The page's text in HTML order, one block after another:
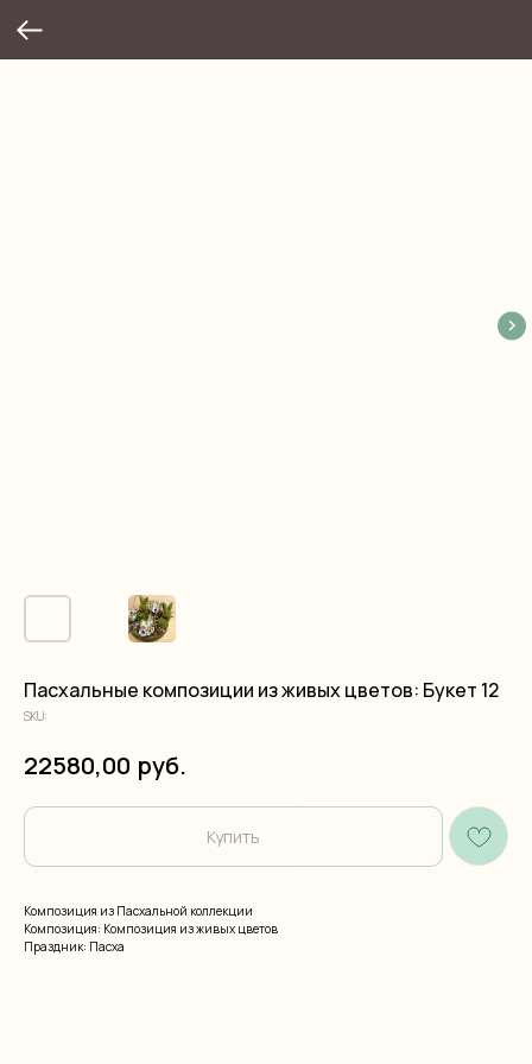
Пасхальные композиции из живых цветов: Букет 12
SKU:
22580,00 руб.
Купить
Композиция из Пасхальной коллекции
Композиция: Композиция из живых цветов
Праздник: Пасха